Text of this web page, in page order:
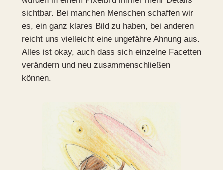
sichtbar. Bei manchen Menschen schaffen wir
es, ein ganz klares Bild zu haben, bei anderen
reicht uns vielleicht eine ungefähre Ahnung aus.
Alles ist okay, auch dass sich einzelne Facetten
verändern und neu zusammenschließen
können.